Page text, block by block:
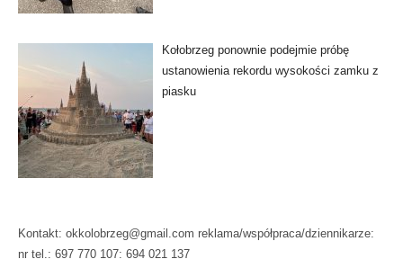
Kołobrzeg ponownie podejmie próbę
ustanowienia rekordu wysokości zamku z
piasku
Kontakt: okkolobrzeg@gmail.com reklama/współpraca/dziennikarze:
nr tel.: 697 770 107: 694 021 137